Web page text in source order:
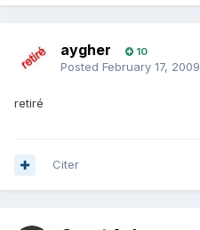
aygher 10
Posted February 17, 2009
retiré
Citer